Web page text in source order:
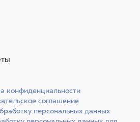
конфиденциальности
соглашение
персональных данных